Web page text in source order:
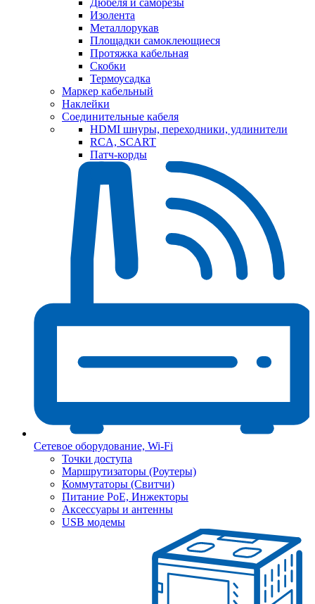
Изолента
Металлорукав
Площадки самоклеющиеся
Протяжка кабельная
Скобки
Термоусадка
Маркер кабельный
Наклейки
Соединительные кабеля
HDMI шнуры, переходники, удлинители
RCA, SCART
Патч-корды
Сетевое оборудование, Wi-Fi
Точки доступа
Маршрутизаторы (Роутеры)
Коммутаторы (Свитчи)
Питание PoE, Инжекторы
Аксессуары и антенны
USB модемы